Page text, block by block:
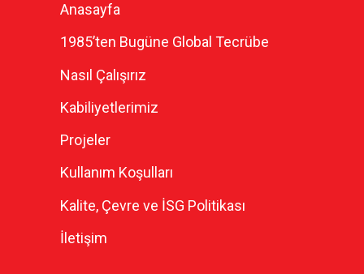
Anasayfa
1985’ten Bugüne Global Tecrübe
Nasıl Çalışırız
Kabiliyetlerimiz
Projeler
Kullanım Koşulları
Kalite, Çevre ve İSG Politikası
İletişim